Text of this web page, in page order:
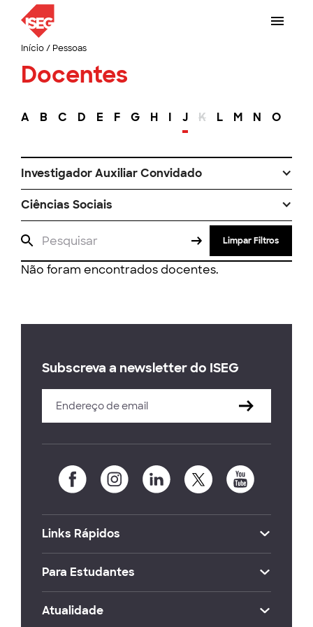
Início/ Pessoas
Docentes
A B C D E F G H I J K L M N O
Investigador Auxiliar Convidado
Ciências Sociais
Limpar Filtros
Não foram encontrados docentes.
Subscreva a newsletter do ISEG
Links Rápidos
Para Estudantes
Atualidade